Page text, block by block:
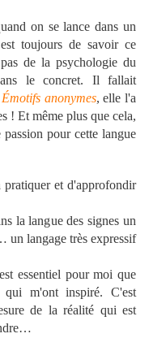
on se lance dans un
toujours de savoir ce
de la psychologie du
le concret. Il fallait
Émotifs anonymes, elle l'a
! Et même plus que cela,
passion pour cette langue
et d'approfondir
la langue des signes un
un langage très expressif
essentiel pour moi que
m'ont inspiré. C'est
de la réalité qui est